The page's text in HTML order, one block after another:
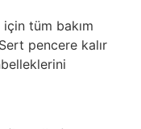
tüm bakım
pencere kalır